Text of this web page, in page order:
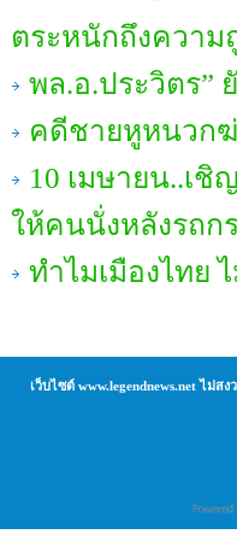
ตระหนักถึงความ
พล.อ.ประวิตร”
คดีชายหูหนวก
10 เมษายน..เ
ให้คนนั่งหลังรถก
ทำไมเมืองไทย
เว็บไซต์ www.legendnews.net ไม่